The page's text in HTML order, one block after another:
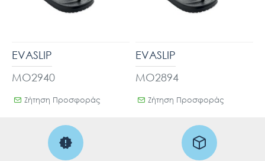
MO2940
EVASLIP
Ζήτηση Προσφοράς
MO2894
EVASLIP
Ζήτηση Προσφοράς